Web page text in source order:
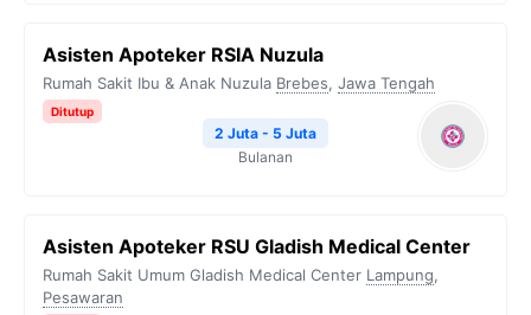
Asisten Apoteker RSIA Nuzula
Rumah Sakit Ibu & Anak Nuzula Brebes, Jawa Tengah
Ditutup
2 Juta - 5 Juta
Bulanan
Asisten Apoteker RSU Gladish Medical Center
Rumah Sakit Umum Gladish Medical Center Lampung,
Pesawaran